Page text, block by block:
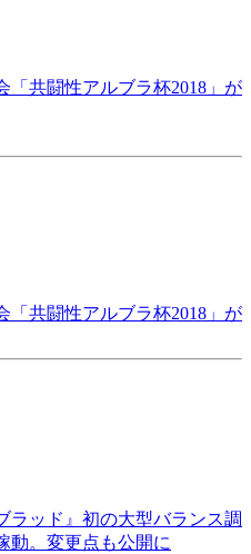
「共闘性アルブラ杯2018」が
「共闘性アルブラ杯2018」が
ラッド』初の大型バランス調
動。変更点も公開に